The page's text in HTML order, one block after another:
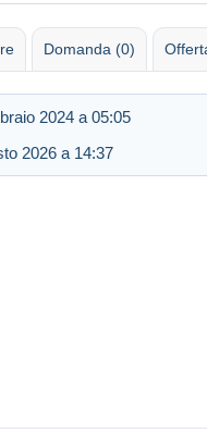
Domanda (0)
2024 a 05:05
2026 a 14:37